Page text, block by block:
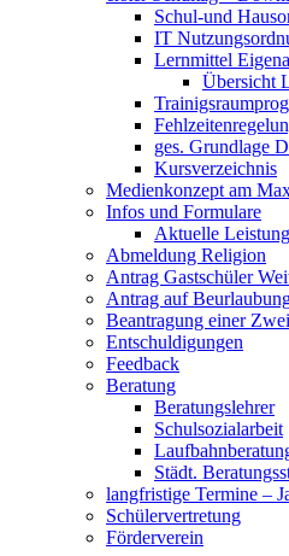
Schul-und
IT
Lernmittel
Übersicht
ges. Grundlage
Kursverzeichnis
Medienkonzept am
Infos und Formulare
Aktuelle
Abmeldung Religion
Antrag Gastschüler
Antrag auf
Beantragung einer
Entschuldigungen
Feedback
Beratung
Beratungslehrer
Schulsozialarbeit
Städt.
langfristige Termine –
Schülervertretung
Förderverein